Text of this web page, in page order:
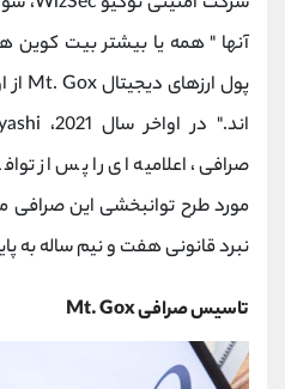
آنها " همه یا بیشتر بیت
صرافی، اعلامیه ای را پس از
مورد طرح توانبخشی این صرافی
نبرد قانونی هفت و نیم ساله به
تاسیس صرافی Mt. Gox